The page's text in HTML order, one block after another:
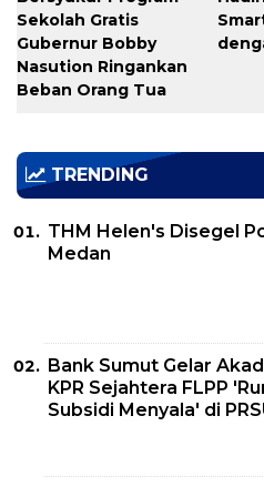
Sekolah Gratis
Gubernur Bobby
Nasution Ringankan
Beban Orang Tua
TRENDING
THM Helen's Disegel
Medan
Bank Sumut Gelar
KPR Sejahtera FLPP
Subsidi Menyala' di